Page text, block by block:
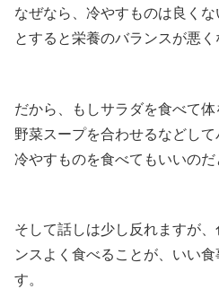
なぜなら、冷やすものは良く
とすると栄養のバランスが悪く
だから、もしサラダを食べて
野菜スープを合わせるなどし
冷やすものを食べてもいいのだ
そして話しは少し反れますが
ンスよく食べることが、いい
す。